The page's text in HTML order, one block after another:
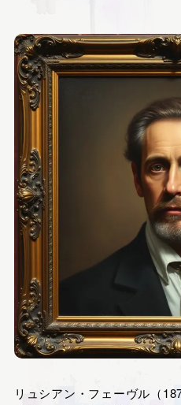
リュシアン・フェーヴル（